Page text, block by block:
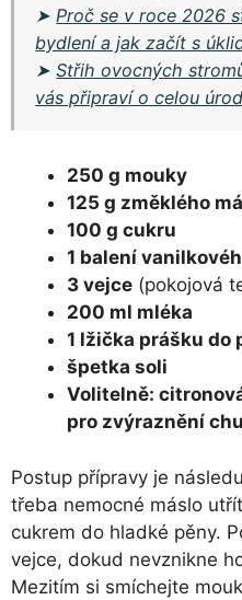
➤ Proč se v roce 2026
bydlení a jak začít s
➤Střih ovocných
vás připraví o celou
250 g mouky
125 g změklého
100 g cukru
1 balení
3 vejce (pokojová
200 ml mléka
1 lžička prášku do
špetka soli
Volitelně:
pro zvýraznění
Postup přípravy je
třeba nemocné máslo
cukrem do hladké pěny.
vejce, dokud nevznikne
Mezitím si smíchejte